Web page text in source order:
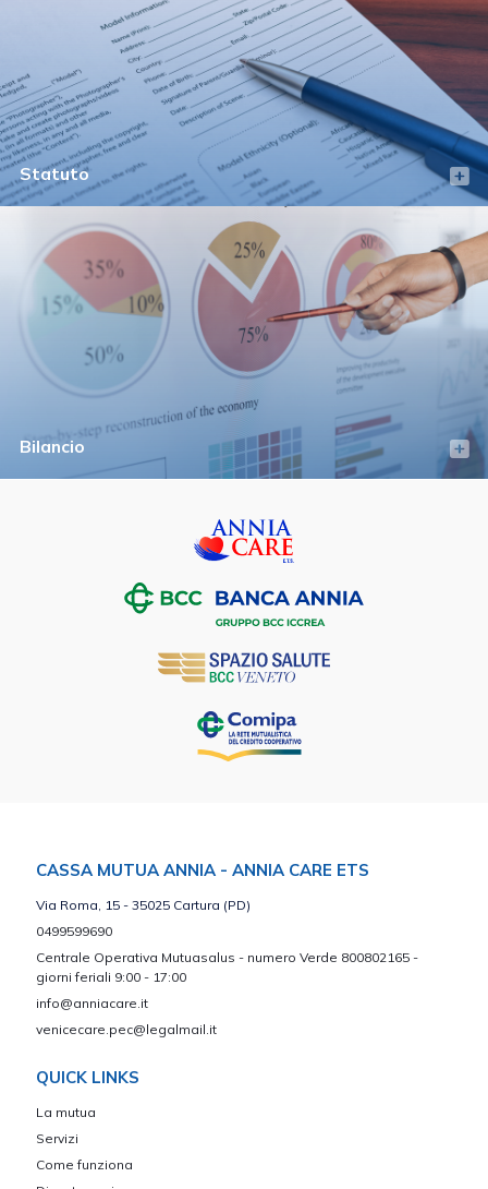
Statuto
Bilancio
CASSA MUTUA ANNIA - ANNIA CARE ETS
Via Roma, 15 - 35025 Cartura (PD)
0499599690
Centrale Operativa Mutuasalus - numero Verde 800802165 -
giorni feriali 9:00 - 17:00
info@anniacare.it
venicecare.pec@legalmail.it
QUICK LINKS
La mutua
Servizi
Come funziona